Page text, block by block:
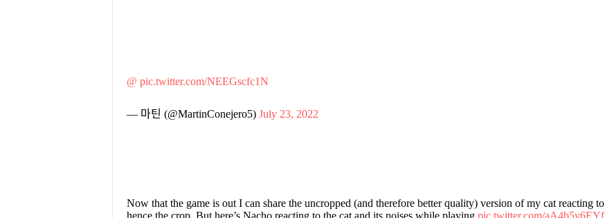
@ pic.twitter.com/NEEGscfc1N
— 마틴 (@MartinConejero5) July 23, 2022
Now that the game is out I can share the uncropped (and therefore better quality) version of my cat reacting to